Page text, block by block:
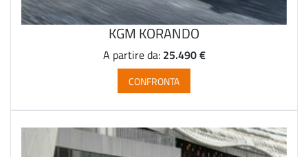
KGM KORANDO
A partire da: 25.490 €
CONFRONTA